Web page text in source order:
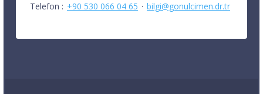
Telefon : +90 530 066 04 65 · bilgi@gonulcimen.dr.tr